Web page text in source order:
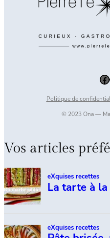
Facebook
Politique de
© 2023 Ona —
Vos articles